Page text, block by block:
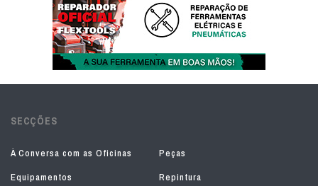
SECÇÕES
À Conversa com as Oficinas
Peças
Equipamentos
Repintura